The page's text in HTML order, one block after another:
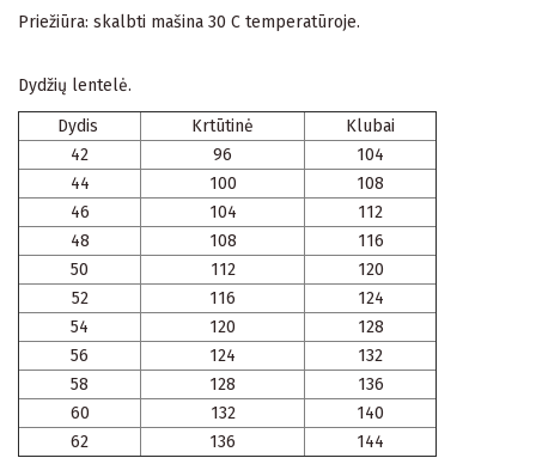
Priežiūra: skalbti mašina 30 C temperatūroje.
Dydžių lentelė.
Dydis Krtūtinė
Klubai
42
96
104
44
100
108
46
104
112
48
108
116
50
112
120
52
116
124
54
120
128
56
124
132
58
128
136
60
132
140
62
136 144